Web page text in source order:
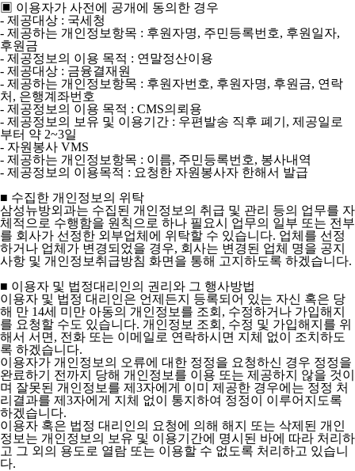
▣ 이용자가 사전에 공개에 동의한 경우
- 제공대상 : 국세청
- 제공하는 개인정보항목 : 후원자명, 주민등록번호, 후원일자,
후원금
- 제공정보의 이용 목적 : 연말정산이용
- 제공대상 : 금융결재원
- 제공하는 개인정보항목 : 후원자번호, 후원자명, 후원금, 연락
처, 은행계좌번호
- 제공정보의 이용 목적 : CMS의뢰용
- 제공정보의 보유 및 이용기간 : 우편발송 직후 폐기, 제공일로
부터 약 2~3일
- 자원봉사 VMS
- 제공하는 개인정보항목 : 이름, 주민등록번호, 봉사내역
- 제공정보의 이용목적 : 요청한 자원봉사자 한해서 발급
■ 수집한 개인정보의 위탁
삼성뉴방외과는 수집된 개인정보의 취급 및 관리 등의 업무를 자
체적으로 수행함을 원칙으로 하나 필요시 업무의 일부 또는 전부
를 회사가 선정한 외부업체에 위탁할 수 있습니다. 업체를 선정
하거나 업체가 변경되었을 경우, 회사는 변경된 업체 명을 공지
사항 및 개인정보취급방침 화면을 통해 고지하도록 하겠습니다.
■ 이용자 및 법정대리인의 권리와 그 행사방법
이용자 및 법정 대리인은 언제든지 등록되어 있는 자신 혹은 당
해 만 14세 미만 아동의 개인정보를 조회, 수정하거나 가입해지
를 요청할 수도 있습니다. 개인정보 조회, 수정 및 가입해지를 위
해서 서면, 전화 또는 이메일로 연락하시면 지체 없이 조치하도
록 하겠습니다.
이용자가 개인정보의 오류에 대한 정정을 요청하신 경우 정정을
완료하기 전까지 당해 개인정보를 이용 또는 제공하지 않을 것이
며 잘못된 개인정보를 제3자에게 이미 제공한 경우에는 정정 처
리결과를 제3자에게 지체 없이 통지하여 정정이 이루어지도록
하겠습니다.
이용자 혹은 법정 대리인의 요청에 의해 해지 또는 삭제된 개인
정보는 개인정보의 보유 및 이용기간에 명시된 바에 따라 처리하
고 그 외의 용도로 열람 또는 이용할 수 없도록 처리하고 있습니
다.